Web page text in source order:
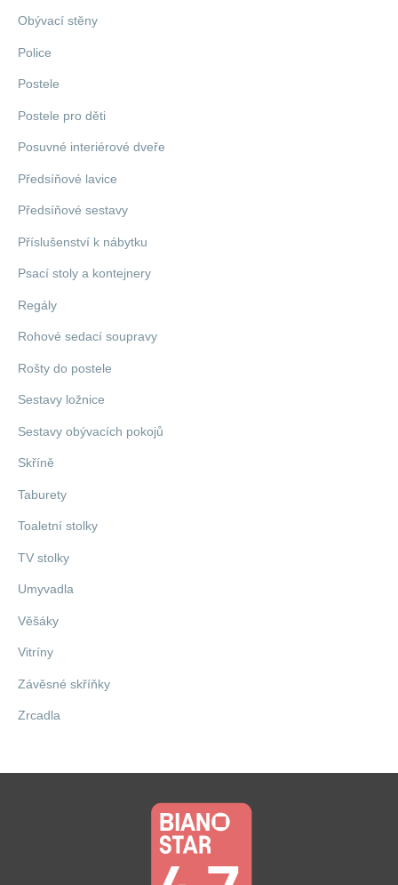
Obývací stěny
Police
Postele
Postele pro děti
Posuvné interiérové dveře
Předsíňové lavice
Předsíňové sestavy
Příslušenství k nábytku
Psací stoly a kontejnery
Regály
Rohové sedací soupravy
Rošty do postele
Sestavy ložnice
Sestavy obývacích pokojů
Skříně
Taburety
Toaletní stolky
TV stolky
Umyvadla
Věšáky
Vitríny
Závěsné skříňky
Zrcadla